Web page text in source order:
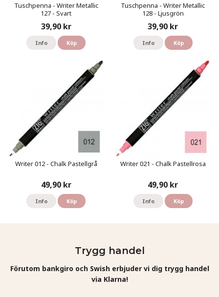
Tuschpenna - Writer Metallic
127 - Svart
39,90 kr
Info Köp
Tuschpenna - Writer Metallic
128 - Ljusgrön
39,90 kr
Info Köp
Writer 012 - Chalk Pastellgrå
49,90 kr
Info Köp
Writer 021 - Chalk Pastellrosa
49,90 kr
Info Köp
Trygg handel
Förutom bankgiro och Swish erbjuder vi dig trygg handel
via Klarna!